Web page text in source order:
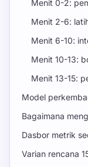
Menit 0-2:
Menit 2-6:
Menit 6-10:
Menit 10-13:
Menit 13-15:
Model
Bagaimana
Dasbor metrik
Varian rencana